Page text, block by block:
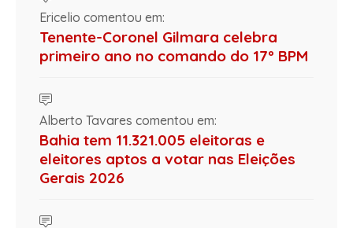
Ericelio comentou em:
Tenente-Coronel Gilmara celebra
primeiro ano no comando do 17º BPM
Alberto Tavares comentou em:
Bahia tem 11.321.005 eleitoras e
eleitores aptos a votar nas Eleições
Gerais 2026